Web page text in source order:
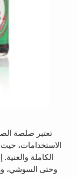
تعتبر صلصة
الكاملة
وحتى السوشي،